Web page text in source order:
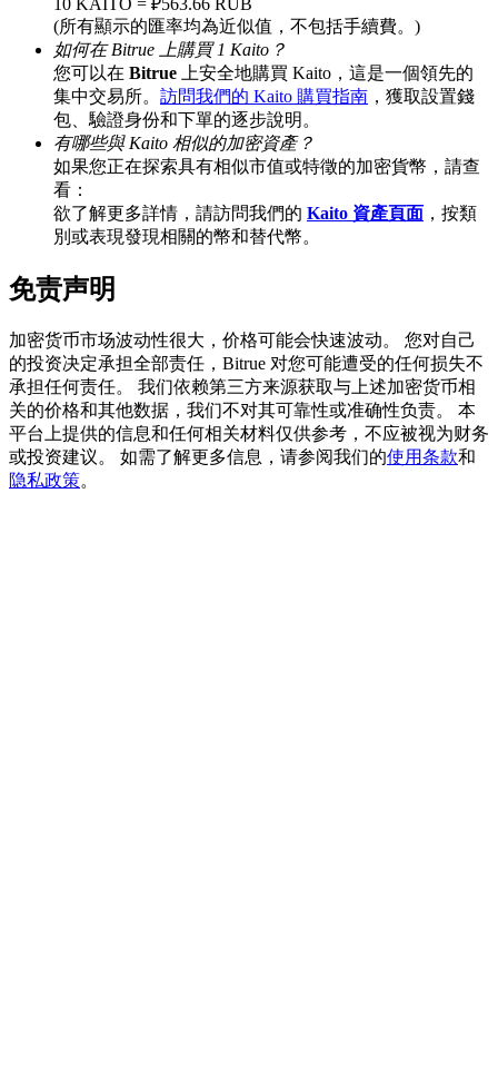
BTC 專享獎勵
充值並交易BTC瓜分 25,000 USDT 獎池！
充值CASHCAT & 赢取
瓜分 500000 CASHCAT 獎池
BitMart 用戶遷移專享
註冊&交易贏 500,000 USDT
(所有顯示的匯率均為近似值，不包括手續費。)
如何在 Bitrue 上購買 1 Kaito？
您可以在 Bitrue 上安全地購買 Kaito，這是一個領先的
集中交易所。 訪問我們的 Kaito 購買指南 ，獲取設置錢
包、驗證身份和下單的逐步說明。
有哪些與 Kaito 相似的加密資產？
如果您正在探索具有相似市值或特徵的加密貨幣，請查
看：
欲了解更多詳情，請訪問我們的 Kaito 資產頁面 ，按類
別或表現發現相關的幣和替代幣。
免责声明
加密货币市场波动性很大，价格可能会快速波动。 您对自己
的投资决定承担全部责任，Bitrue 对您可能遭受的任何损失不
承担任何责任。 我们依赖第三方来源获取与上述加密货币相
关的价格和其他数据，我们不对其可靠性或准确性负责。 本
平台上提供的信息和任何相关材料仅供参考，不应被视为财务
或投资建议。 如需了解更多信息，请参阅我们的使用条款和
隐私政策。